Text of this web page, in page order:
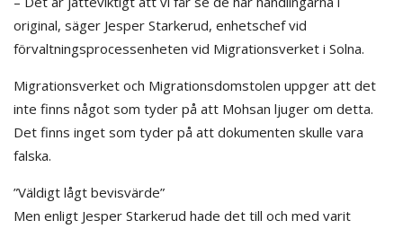
original, säger Jesper Starkerud, enhetschef vid
förvaltningsprocessenheten vid Migrationsverket i Solna.
Migrationsverket och Migrationsdomstolen uppger att det
inte finns något som tyder på att Mohsan ljuger om detta.
Det finns inget som tyder på att dokumenten skulle vara
falska.
”Väldigt lågt bevisvärde”
Men enligt Jesper Starkerud hade det till och med varit